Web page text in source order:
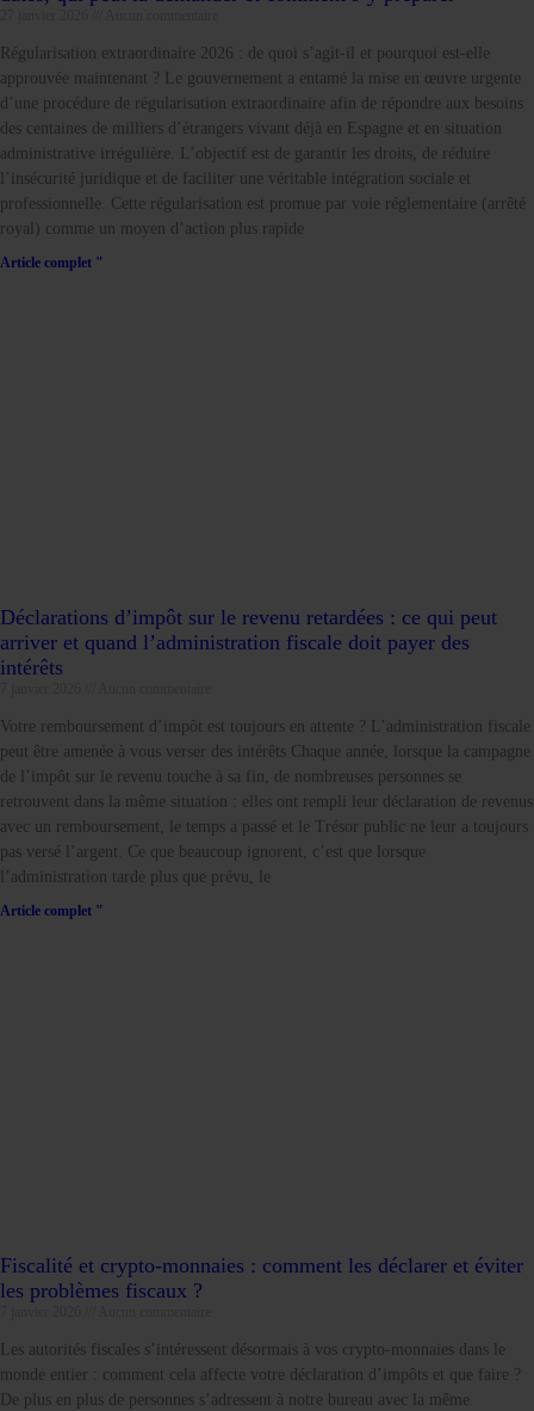
Régularisation extraordinaire 2026 : de quoi s’agit-il et pourquoi est-elle
approuvée maintenant ? Le gouvernement a entamé la mise en œuvre urgente
d’une procédure de régularisation extraordinaire afin de répondre aux besoins
des centaines de milliers d’étrangers vivant déjà en Espagne et en situation
administrative irrégulière. L’objectif est de garantir les droits, de réduire
l’insécurité juridique et de faciliter une véritable intégration sociale et
professionnelle. Cette régularisation est promue par voie réglementaire (arrêté
royal) comme un moyen d’action plus rapide
Article complet "
Déclarations d’impôt sur le revenu retardées : ce qui peut
arriver et quand l’administration fiscale doit payer des
intérêts
Votre remboursement d’impôt est toujours en attente ? L’administration fiscale
peut être amenée à vous verser des intérêts Chaque année, lorsque la campagne
de l’impôt sur le revenu touche à sa fin, de nombreuses personnes se
retrouvent dans la même situation : elles ont rempli leur déclaration de revenus
avec un remboursement, le temps a passé et le Trésor public ne leur a toujours
pas versé l’argent. Ce que beaucoup ignorent, c’est que lorsque
l’administration tarde plus que prévu, le
Article complet "
Fiscalité et crypto-monnaies : comment les déclarer et éviter
les problèmes fiscaux ?
Les autorités fiscales s’intéressent désormais à vos crypto-monnaies dans le
monde entier : comment cela affecte votre déclaration d’impôts et que faire ?
De plus en plus de personnes s’adressent à notre bureau avec la même